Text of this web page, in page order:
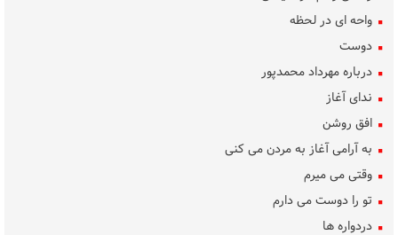
واحه ای در لحظه
دوست
درباره مهرداد محمدپور
ندای آغاز
افق روشن
به آرامی آغاز به مردن می کنی
وقتی می میرم
تو را دوست می دارم
دردواره‌ ها